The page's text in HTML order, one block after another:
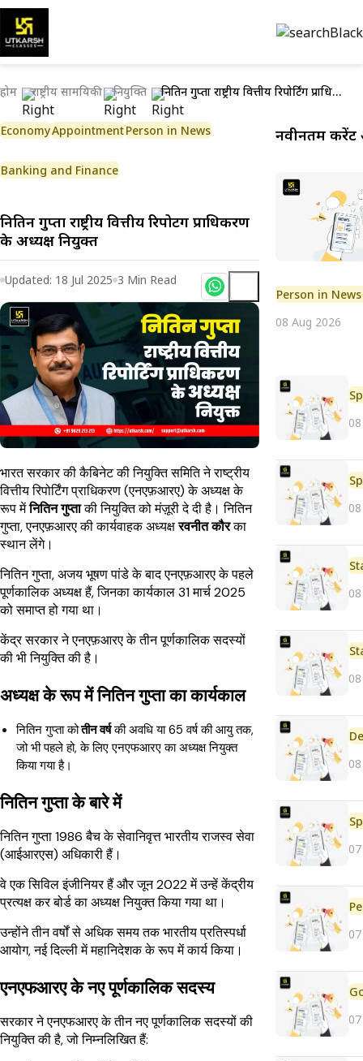
होम राष्ट्रीय सामयिकी नियुक्ति नितिन गुप्ता राष्ट्रीय वित्तीय रिपोर्टिंग प्राधिकरण के अध्यक्ष नियुक्त
EconomyAppointmentPerson in News
Banking and Finance
नितिन गुप्ता राष्ट्रीय वित्तीय रिपोर्टिंग प्राधिकरण
के अध्यक्ष नियुक्त
Updated: 18 Jul 2025 3 Min Read
भारत सरकार की कैबिनेट की नियुक्ति समिति ने राष्ट्रीय
वित्तीय रिपोर्टिंग प्राधिकरण (एनएफ़आरए) के अध्यक्ष के
रूप मेंनितिन गुप्ताकी नियुक्ति को मंज़ूरी दे दी है। नितिन
गुप्ता, एनएफ़आरए की कार्यवाहक अध्यक्षरवनीत कौरका
स्थान लेंगे।
नितिन गुप्ता, अजय भूषण पांडे के बाद एनएफ़आरए के पहले
पूर्णकालिक अध्यक्ष हैं, जिनका कार्यकाल 31 मार्च 2025
को समाप्त हो गया था।
केंद्र सरकार ने एनएफ़आरए के तीन पूर्णकालिक सदस्यों
की भी नियुक्ति की है।
अध्यक्ष के रूप में नितिन गुप्ता का कार्यकाल
नितिन गुप्ता कोतीन वर्षकी अवधि या 65 वर्ष की आयु तक,
जो भी पहले हो, के लिए एनएफआरए का अध्यक्ष नियुक्त
किया गया है।
नितिन गुप्ता के बारे में
नितिन गुप्ता 1986 बैच के सेवानिवृत्त भारतीय राजस्व सेवा
(आईआरएस) अधिकारी हैं।
वे एक सिविल इंजीनियर हैं और जून 2022 में उन्हें केंद्रीय
प्रत्यक्ष कर बोर्ड का अध्यक्ष नियुक्त किया गया था।
उन्होंने तीन वर्षों से अधिक समय तक भारतीय प्रतिस्पर्धा
आयोग, नई दिल्ली में महानिदेशक के रूप में कार्य किया।
एनएफआरए के नए पूर्णकालिक सदस्य
सरकार ने एनएफआरए के तीन नए पूर्णकालिक सदस्यों की
नियुक्ति की है, जो निम्नलिखित हैं:
नवीनतम करेंट
Person in News
08 Aug 2026